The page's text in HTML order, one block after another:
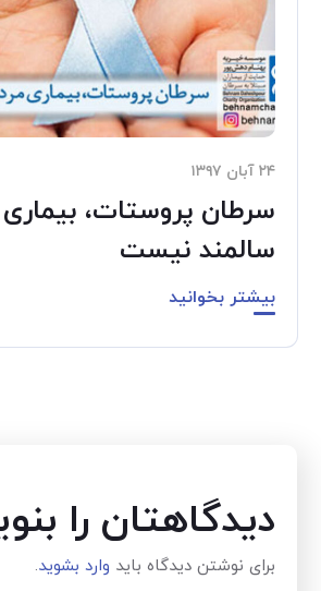
۲۴ آبان ۱۳۹۷
سرطان پروستات،
سالمند نیست
بیشتر بخوانید
دیدگاهتان را
برای نوشتن دیدگاه باید وارد بشوید.